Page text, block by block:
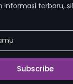
terbaru,
Subscribe